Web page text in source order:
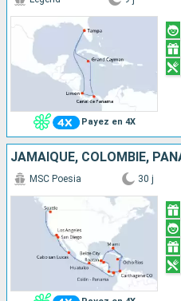
Payez en 4X
MSC Poesia 30 j